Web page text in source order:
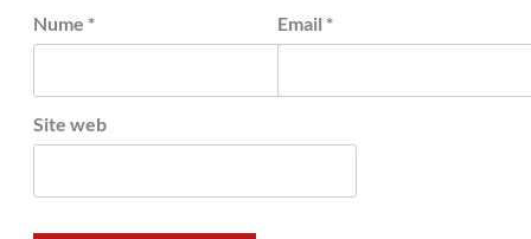
Nume * Email *
Site web